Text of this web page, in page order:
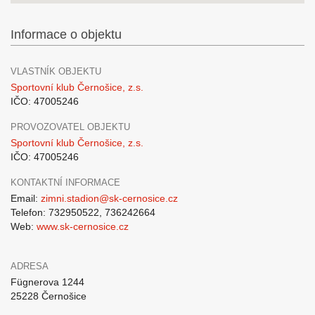
Informace o objektu
VLASTNÍK OBJEKTU
Sportovní klub Černošice, z.s.
IČO: 47005246
PROVOZOVATEL OBJEKTU
Sportovní klub Černošice, z.s.
IČO: 47005246
KONTAKTNÍ INFORMACE
Email: zimni.stadion@sk-cernosice.cz
Telefon: 732950522, 736242664
Web: www.sk-cernosice.cz
ADRESA
Fügnerova 1244
25228 Černošice